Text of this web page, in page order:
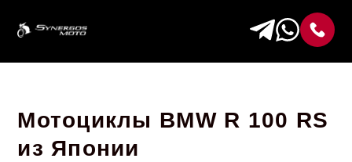
Мотоциклы BMW R 100 RS
из Японии